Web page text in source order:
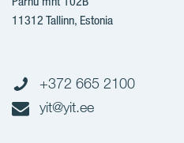
11312 Tallinn, Estonia
+372 665 2100
yit@yit.ee